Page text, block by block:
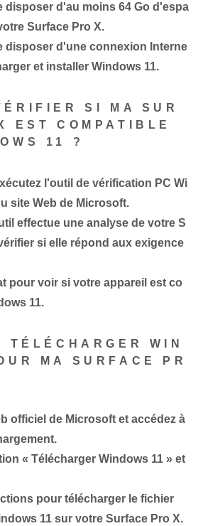
disposer d'au moins 64 Go d'espa
Surface Pro X.
disposer d'une connexion Interne
et installer Windows 11.
SI MA SUR
EST COMPATIBLE
11 ?
l'outil de vérification PC Wi
site Web de Microsoft.
effectue une analyse de votre S
si elle répond aux exigence
pour voir si votre appareil est co
11.
WIN
MA SURFACE PR
officiel de Microsoft et accédez à
« Télécharger Windows 11 » et
pour télécharger le fichier
11 sur votre Surface Pro X.